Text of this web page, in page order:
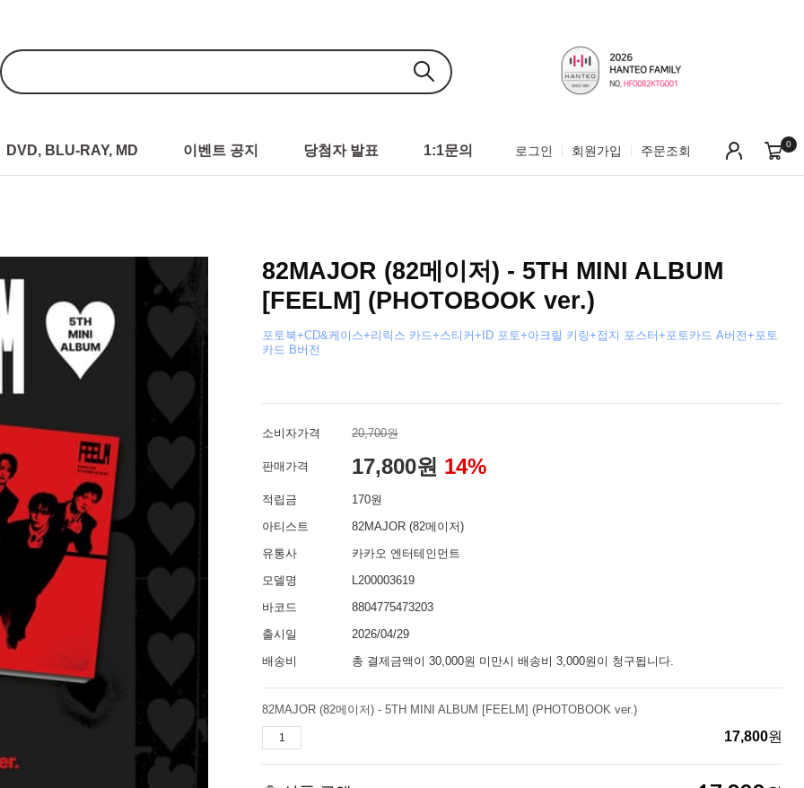
DVD, BLU-RAY, MD 이벤트 공지 당첨자 발표 1:1문의 로그인 회원가입 주문조회 0
82MAJOR (82메이저) - 5TH MINI ALBUM
[FEELM] (PHOTOBOOK ver.)
포토북+CD&케이스+리릭스 카드+스티커+ID 포토+아크릴 키링+접지 포스터+포토카드 A버전+포토
카드 B버전
소비자가격 20,700원
판매가격 17,800원 14%
적립금
170원
아티스트
82MAJOR (82메이저)
유통사
카카오 엔터테인먼트
모델명
L200003619
바코드
8804775473203
출시일
2026/04/29
배송비
총 결제금액이 30,000원 미만시 배송비 3,000원이 청구됩니다.
82MAJOR (82메이저) - 5TH MINI ALBUM [FEELM] (PHOTOBOOK ver.)
17,800원